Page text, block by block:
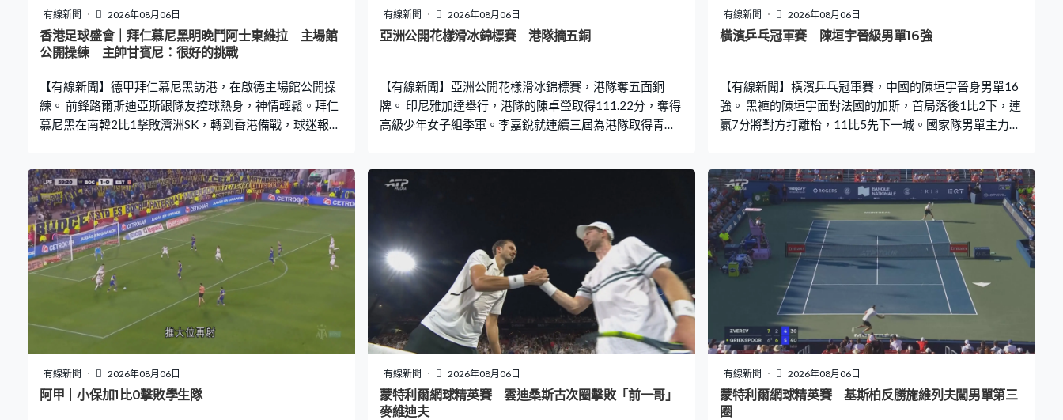
有線新聞 2026年08月06日
香港足球盛會｜拜仁慕尼黑明晚鬥阿士東維拉 主場館
公開操練 主帥甘賓尼：很好的挑戰
【有線新聞】德甲拜仁慕尼黑訪港，在啟德主場館公開操
練。 前鋒路爾斯迪亞斯跟隊友控球熱身，神情輕鬆。拜仁
慕尼黑在南韓2比1擊敗濟洲SK，轉到香港備戰，球迷報以
任隊長，指阿士東維拉實力強勁，是拜仁季前熱身賽中首
支歐聯級數的對手。「他們陣容龐大，無論如何都有很多
優秀球員上場，他們踢的熱身賽比我們多，是一個很好的
挑戰，這絕對是一場讓你更了解球隊狀態的比賽，現在來
說，我們來季目標是贏得歐聯。」
有線新聞 2026年08月06日
亞洲公開花樣滑冰錦標賽 港隊摘五銅
【有線新聞】亞洲公開花樣滑冰錦標賽，港隊奪五面銅
牌。 印尼雅加達舉行，港隊的陳卓瑩取得111.22分，奪得
高級少年女子組季軍。李嘉銳就連續三屆為港隊取得青年
上頒獎台；首次參賽袁萬臻及施翊霖在初級少年男子、女
有線新聞 2026年08月06日
橫濱乒乓冠軍賽 陳垣宇晉級男單16強
【有線新聞】橫濱乒乓冠軍賽，中國的陳垣宇晉身男單16
強。 黑褲的陳垣宇面對法國的加斯，首局落後1比2下，連
贏7分將對方打離枱，11比5先下一城。國家隊男單主力王
數。之後一局贏得輕鬆，陳垣宇大勝11比2直落三局晉
級，會與南韓的張禹珍爭入8強。 左方、中國的向鵬以局
數3比1擊敗施度蘭高，16強硬撼張本智和。
有線新聞 2026年08月06日
阿甲｜小保加1比0擊敗學生隊
有線新聞 2026年08月06日
蒙特利爾網球精英賽 雲迪桑斯古次圈擊敗「前一哥」
麥維迪夫
有線新聞 2026年08月06日
蒙特利爾網球精英賽 基斯柏反勝施維列夫闖男單第三
圈